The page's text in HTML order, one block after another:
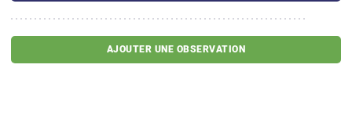
AJOUTER UNE OBSERVATION